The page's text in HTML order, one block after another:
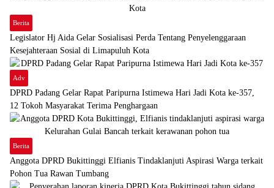
Berita
Legislator Hj Aida Gelar Sosialisasi Perda Tentang Penyelenggaraan
Kesejahteraan Sosial di Limapuluh Kota
Adv
DPRD Padang Gelar Rapat Paripurna Istimewa Hari Jadi Kota ke-357,
12 Tokoh Masyarakat Terima Penghargaan
Berita
Anggota DPRD Bukittinggi Elfianis Tindaklanjuti Aspirasi Warga terkait
Pohon Tua Rawan Tumbang